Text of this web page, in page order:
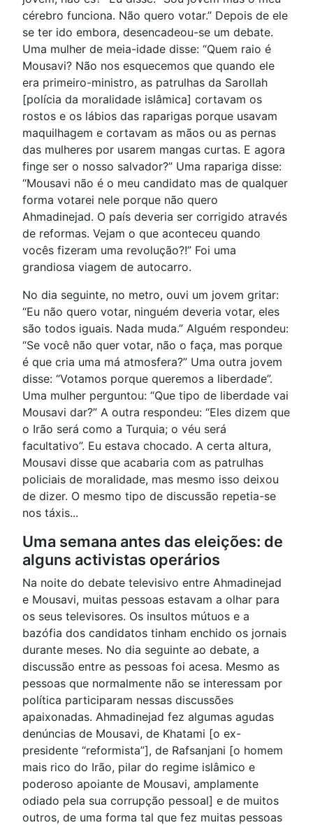
cérebro funciona. Não quero votar.” Depois de ele
se ter ido embora, desencadeou-se um debate.
Uma mulher de meia-idade disse: “Quem raio é
Mousavi? Não nos esquecemos que quando ele
era primeiro-ministro, as patrulhas da Sarollah
[polícia da moralidade islâmica] cortavam os
rostos e os lábios das raparigas porque usavam
maquilhagem e cortavam as mãos ou as pernas
das mulheres por usarem mangas curtas. E agora
finge ser o nosso salvador?” Uma rapariga disse:
“Mousavi não é o meu candidato mas de qualquer
forma votarei nele porque não quero
Ahmadinejad. O país deveria ser corrigido através
de reformas. Vejam o que aconteceu quando
vocês fizeram uma revolução?!” Foi uma
grandiosa viagem de autocarro.
No dia seguinte, no metro, ouvi um jovem gritar:
“Eu não quero votar, ninguém deveria votar, eles
são todos iguais. Nada muda.” Alguém respondeu:
“Se você não quer votar, não o faça, mas porque
é que cria uma má atmosfera?” Uma outra jovem
disse: “Votamos porque queremos a liberdade”.
Uma mulher perguntou: “Que tipo de liberdade vai
Mousavi dar?” A outra respondeu: “Eles dizem que
o Irão será como a Turquia; o véu será
facultativo”. Eu estava chocado. A certa altura,
Mousavi disse que acabaria com as patrulhas
policiais de moralidade, mas mesmo isso deixou
de dizer. O mesmo tipo de discussão repetia-se
nos táxis...
Uma semana antes das eleições: de
alguns activistas operários
Na noite do debate televisivo entre Ahmadinejad
e Mousavi, muitas pessoas estavam a olhar para
os seus televisores. Os insultos mútuos e a
bazófia dos candidatos tinham enchido os jornais
durante meses. No dia seguinte ao debate, a
discussão entre as pessoas foi acesa. Mesmo as
pessoas que normalmente não se interessam por
política participaram nessas discussões
apaixonadas. Ahmadinejad fez algumas agudas
denúncias de Mousavi, de Khatami [o ex-
presidente “reformista”], de Rafsanjani [o homem
mais rico do Irão, pilar do regime islâmico e
poderoso apoiante de Mousavi, amplamente
odiado pela sua corrupção pessoal] e de muitos
outros, de uma forma tal que fez muitas pessoas